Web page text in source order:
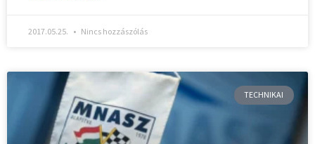
2017.05.25. Nincs hozzászólás
TECHNIKAI